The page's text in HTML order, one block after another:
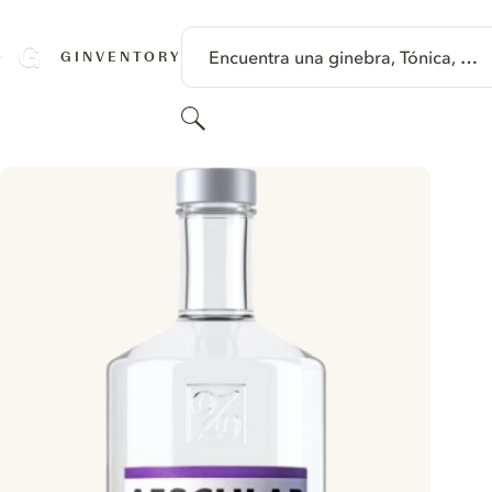
GINVENTORY Encuentra una ginebra, Tónica, …
Buscar